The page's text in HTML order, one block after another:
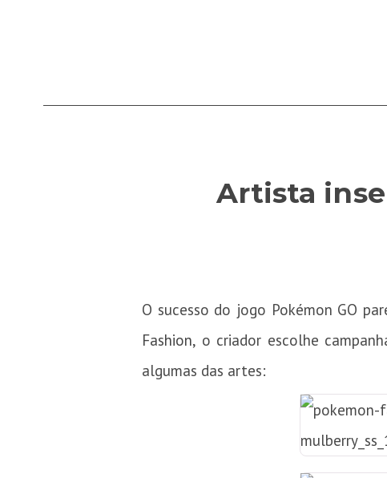
Artista
O sucesso do jogo Pokémon GO
Fashion, o criador escolhe
algumas das artes: